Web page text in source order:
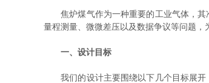
焦炉煤气作为一种重要的工业气体，其
量程测量、微微差压以及数据争议等问题，
一、设计目标
我们的设计主要围绕以下几个目标展开